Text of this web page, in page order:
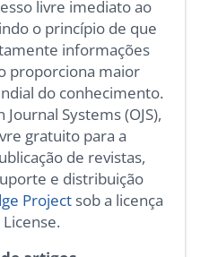
livre imediato ao
o princípio de que
informações
proporciona maior
do conhecimento.
Systems (OJS),
gratuito para a
de revistas,
e distribuição
Project sob a licença